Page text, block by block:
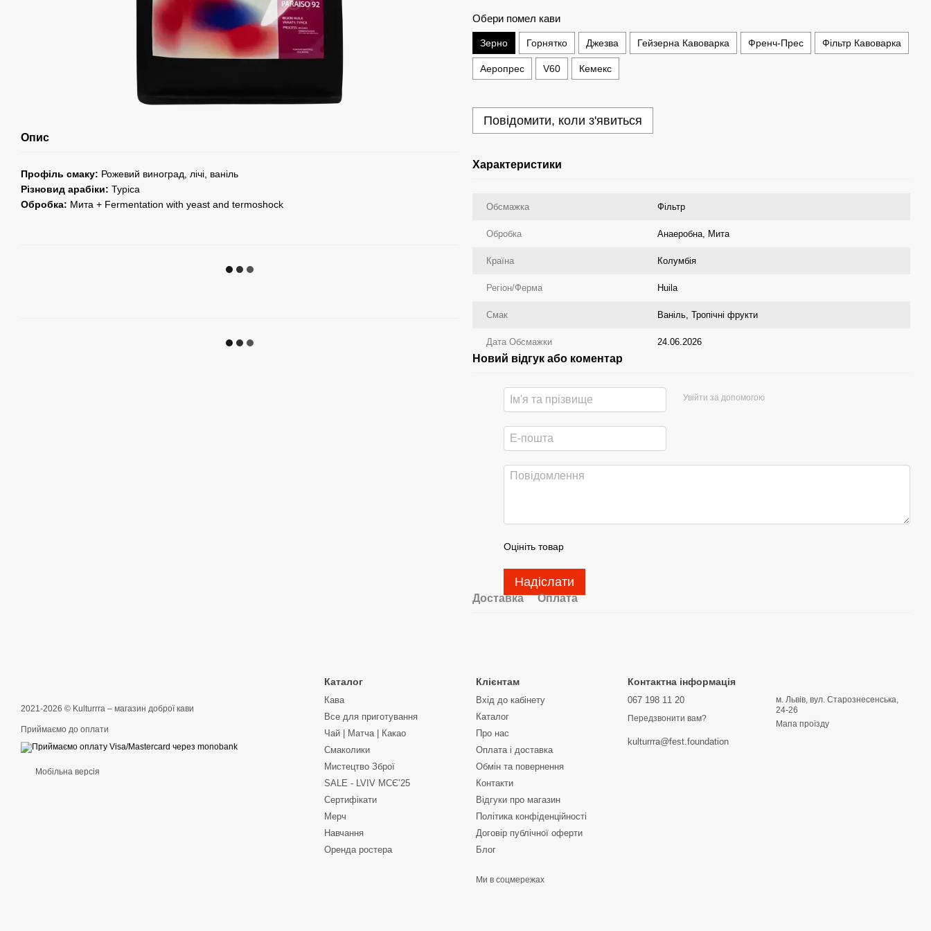
Опис
Профіль смаку: Рожевий виноград, лічі, ваніль
Різновид арабіки: Typica
Обробка: Мита + Fermentation with yeast and termoshock
Обери помел кави
Зерно Горнятко Джезва Гейзерна Кавоварка Френч-Прес Фільтр Кавоварка
Аеропрес V60 Кемекс
Повідомити, коли з'явиться
Характеристики
Обсмажка Фільтр
Обробка Анаеробна, Мита
Країна Колумбія
Регіон/Ферма Huila
Смак Ваніль, Тропічні фрукти
Дата Обсмажки 24.06.2026
Новий відгук або коментар
Увійти за допомогою
Оцініть товар
Надіслати
Доставка Оплата
2021-2026 © Kulturrra – магазин доброї кави
Приймаємо до оплати
Мобільна версія
Каталог
Кава
Все для приготування
Чай | Матча | Какао
Смаколики
Мистецтво Зброї
SALE - LVIV MCЄʼ25
Сертифікати
Мерч
Навчання
Оренда ростера
Клієнтам
Вхід до кабінету
Каталог
Про нас
Оплата і доставка
Обмін та повернення
Контакти
Відгуки про магазин
Політика конфіденційності
Договір публічної оферти
Блог
Ми в соцмережах
Контактна інформація
067 198 11 20
Передзвонити вам?
kulturrra@fest.foundation
м. Львів, вул. Старознесенська,
24-26
Мапа проїзду